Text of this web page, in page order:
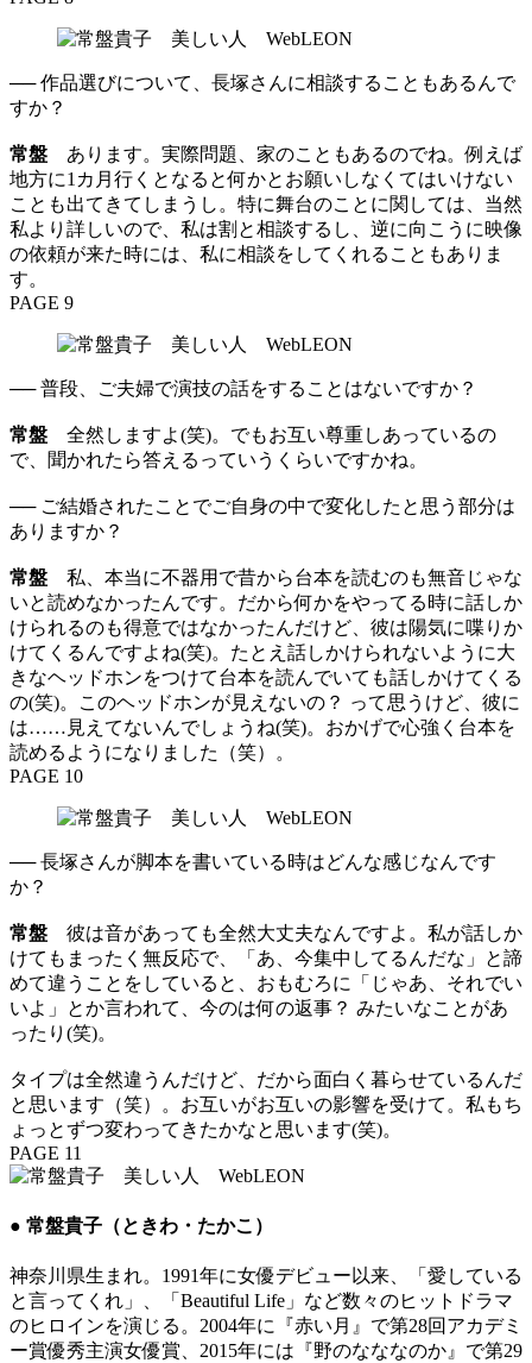
── 作品選びについて、長塚さんに相談することもあるんで
すか？
常盤 あります。実際問題、家のこともあるのでね。例えば
地方に1カ月行くとなると何かとお願いしなくてはいけない
ことも出てきてしまうし。特に舞台のことに関しては、当然
私より詳しいので、私は割と相談するし、逆に向こうに映像
の依頼が来た時には、私に相談をしてくれることもありま
す。
PAGE 9
── 普段、ご夫婦で演技の話をすることはないですか？
常盤 全然しますよ(笑)。でもお互い尊重しあっているの
で、聞かれたら答えるっていうくらいですかね。
── ご結婚されたことでご自身の中で変化したと思う部分は
ありますか？
常盤 私、本当に不器用で昔から台本を読むのも無音じゃな
いと読めなかったんです。だから何かをやってる時に話しか
けられるのも得意ではなかったんだけど、彼は陽気に喋りか
けてくるんですよね(笑)。たとえ話しかけられないように大
きなヘッドホンをつけて台本を読んでいても話しかけてくる
の(笑)。このヘッドホンが見えないの？ って思うけど、彼に
は……見えてないんでしょうね(笑)。おかげで心強く台本を
読めるようになりました（笑）。
PAGE 10
── 長塚さんが脚本を書いている時はどんな感じなんです
か？
常盤 彼は音があっても全然大丈夫なんですよ。私が話しか
けてもまったく無反応で、「あ、今集中してるんだな」と諦
めて違うことをしていると、おもむろに「じゃあ、それでい
いよ」とか言われて、今のは何の返事？ みたいなことがあ
ったり(笑)。
タイプは全然違うんだけど、だから面白く暮らせているんだ
と思います（笑）。お互いがお互いの影響を受けて。私もち
ょっとずつ変わってきたかなと思います(笑)。
PAGE 11
● 常盤貴子（ときわ・たかこ）
神奈川県生まれ。1991年に女優デビュー以来、「愛している
と言ってくれ」、「Beautiful Life」など数々のヒットドラマ
のヒロインを演じる。2004年に『赤い月』で第28回アカデミ
ー賞優秀主演女優賞、2015年には『野のなななのか』で第29